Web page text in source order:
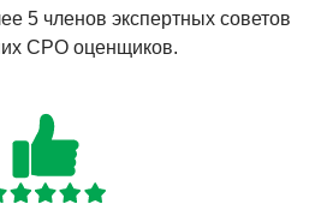
5 членов экспертных советов
СРО оценщиков.